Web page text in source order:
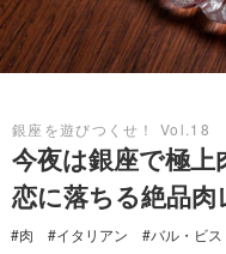
銀座を遊びつくせ！ Vol.18
今夜は銀座で極
恋に落ちる絶品
#肉 #イタリアン #バル・ビス